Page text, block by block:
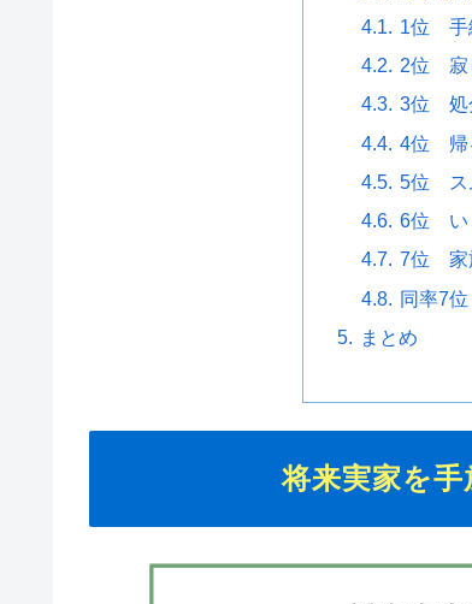
1位 手
2位 寂
3位 処
4位 帰
5位 ス
6位 い
7位 家
同率7
まとめ
将来実家を